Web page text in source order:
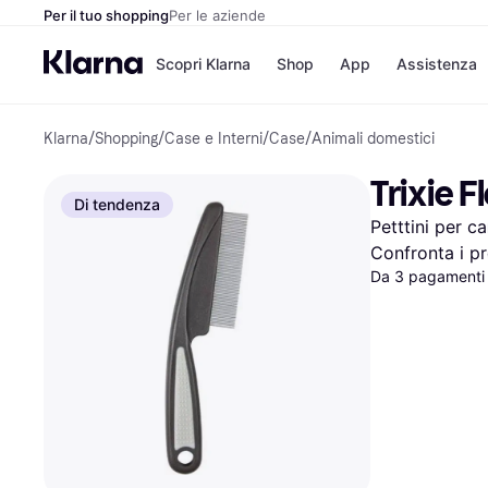
Per il tuo shoppingPer le aziende
Scopri Klarna
Opzioni di
Paga ora
Paga in 3 rate
Paga dopo 30 giorni
Finanziamento
Shop
Negozi
Unieuro
Media
eBay
Zalando
App Assistenza
Klarna/Shopping/Case e Interni/Case/Animali domestici
Di tendenza Trixie
Petttini per
Confronta i
Da 3